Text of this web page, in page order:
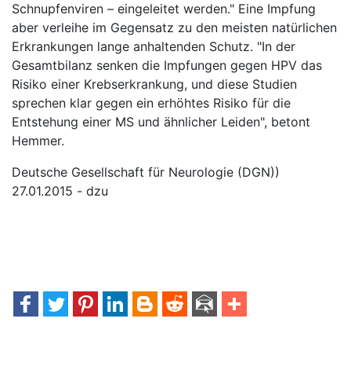
Schnupfenviren – eingeleitet werden." Eine Impfung
aber verleihe im Gegensatz zu den meisten natürlichen
Erkrankungen lange anhaltenden Schutz. "In der
Gesamtbilanz senken die Impfungen gegen HPV das
Risiko einer Krebserkrankung, und diese Studien
sprechen klar gegen ein erhöhtes Risiko für die
Entstehung einer MS und ähnlicher Leiden", betont
Hemmer.
Deutsche Gesellschaft für Neurologie (DGN))
27.01.2015 - dzu